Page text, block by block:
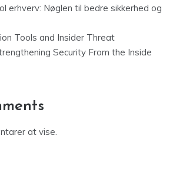
erhverv: Nøglen til bedre sikkerhed og
Tools and Insider Threat
Security From the Inside
at vise.